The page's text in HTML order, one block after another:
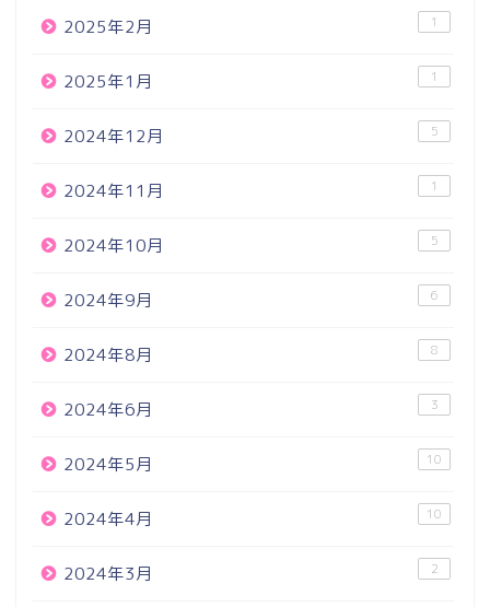
2025年2月 1
2025年1月 1
2024年12月 5
2024年11月 1
2024年10月 5
2024年9月 6
2024年8月 8
2024年6月 3
2024年5月 10
2024年4月 10
2024年3月 2